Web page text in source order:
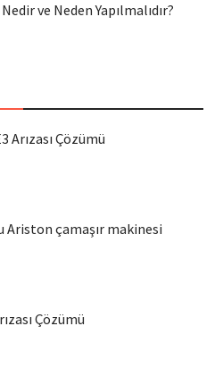
ve Neden Yapılmalıdır?
Arızası Çözümü
Ariston çamaşır makinesi
Çözümü